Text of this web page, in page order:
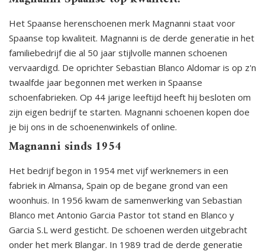
Het Spaanse herenschoenen merk Magnanni staat voor
Spaanse top kwaliteit. Magnanni is de derde generatie in het
familiebedrijf die al 50 jaar stijlvolle mannen schoenen
vervaardigd. De oprichter Sebastian Blanco Aldomar is op z'n
twaalfde jaar begonnen met werken in Spaanse
schoenfabrieken. Op 44 jarige leeftijd heeft hij besloten om
zijn eigen bedrijf te starten. Magnanni schoenen kopen doe
je bij ons in de schoenenwinkels of online.
Magnanni sinds 1954
Het bedrijf begon in 1954 met vijf werknemers in een
fabriek in Almansa, Spain op de begane grond van een
woonhuis. In 1956 kwam de samenwerking van Sebastian
Blanco met Antonio Garcia Pastor tot stand en Blanco y
Garcia S.L werd gesticht. De schoenen werden uitgebracht
onder het merk Blangar. In 1989 trad de derde generatie